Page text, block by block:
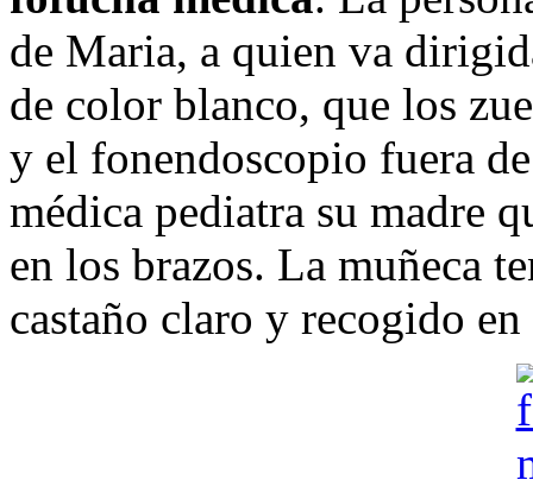
de Maria, a quien va
de color blanco, que los
y el fonendoscopio fuera
médica pediatra su madre
en los brazos. La muñeca
castaño claro y recogido